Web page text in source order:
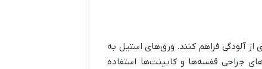
آلودگی فراهم کنند. ورق‌های استیل به
جراحی قفسه‌ها و کابینت‌ها استفاده